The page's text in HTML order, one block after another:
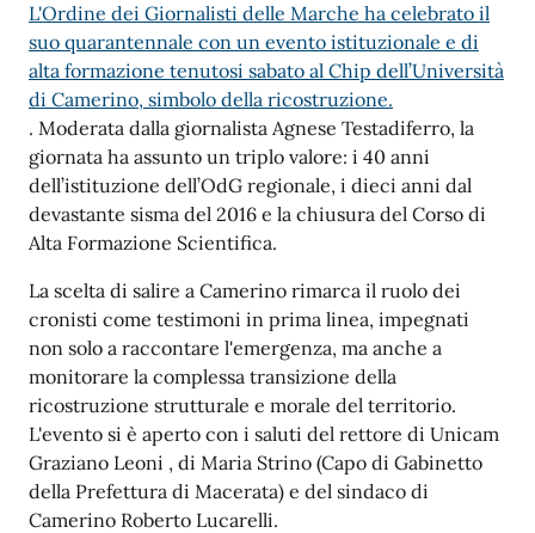
L'Ordine dei Giornalisti delle Marche ha celebrato il
suo quarantennale con un evento istituzionale e di
alta formazione tenutosi sabato al Chip dell’Università
di Camerino, simbolo della ricostruzione.
. Moderata dalla giornalista Agnese Testadiferro, la
giornata ha assunto un triplo valore: i 40 anni
dell’istituzione dell’OdG regionale, i dieci anni dal
devastante sisma del 2016 e la chiusura del Corso di
Alta Formazione Scientifica.
La scelta di salire a Camerino rimarca il ruolo dei
cronisti come testimoni in prima linea, impegnati
non solo a raccontare l'emergenza, ma anche a
monitorare la complessa transizione della
ricostruzione strutturale e morale del territorio.
L'evento si è aperto con i saluti del rettore di Unicam
Graziano Leoni , di Maria Strino (Capo di Gabinetto
della Prefettura di Macerata) e del sindaco di
Camerino Roberto Lucarelli.